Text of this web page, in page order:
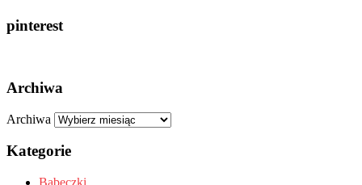
pinterest
Archiwa
Archiwa
Kategorie